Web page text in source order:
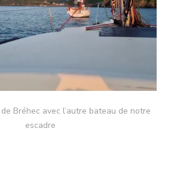
Bréhec avec l’autre bateau de notre
escadre